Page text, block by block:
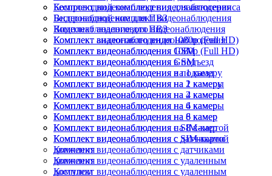
Беспроводной комплект видеонаблюдения
Видеонаблюдение для ПВЗ
Комплект аналогового видеонаблюдения
Комплект видеонаблюдения 1080p (Full HD)
Комплект видеонаблюдения GSM
Комплект видеонаблюдения в подъезд
Комплект видеонаблюдения на 1 камеру
Комплект видеонаблюдения на 2 камеры
Комплект видеонаблюдения на 4 камеры
Комплект видеонаблюдения на 6 камер
Комплект видеонаблюдения на 8 камер
Комплект видеонаблюдения с SIM-картой
Комплект видеонаблюдения с датчиками
движения
Комплект видеонаблюдения с удаленным
доступом
Комплект видеонаблюдения для автосервиса
Беспроводной комплект видеонаблюдения
Видеонаблюдение для ПВЗ
Комплект аналогового видеонаблюдения
Комплект видеонаблюдения 1080p (Full HD)
Комплект видеонаблюдения GSM
Комплект видеонаблюдения в подъезд
Комплект видеонаблюдения на 1 камеру
Комплект видеонаблюдения на 2 камеры
Комплект видеонаблюдения на 4 камеры
Комплект видеонаблюдения на 6 камер
Комплект видеонаблюдения на 8 камер
Комплект видеонаблюдения с SIM-картой
Комплект видеонаблюдения с датчиками
движения
Комплект видеонаблюдения с удаленным